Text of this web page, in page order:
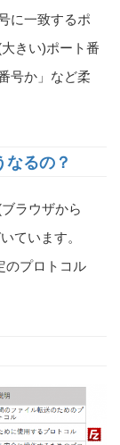
に一致するポ
きい)ポート番
号か」など柔
るの？
ラウザから
ています。
のプロトコル